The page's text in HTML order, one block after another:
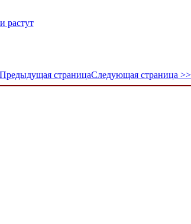
растут
страницаСледующая страница >>